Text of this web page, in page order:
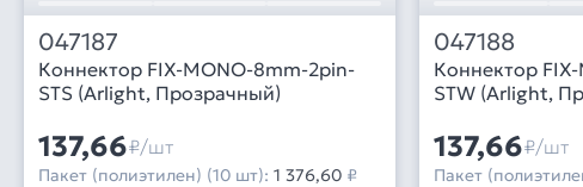
047187
Коннектор FIX-MONO-8mm-2pin-
STS (Arlight, Прозрачный)
137,66₽/шт
Пакет (полиэтилен) (10 шт): 1 376,60 ₽
047188
Коннектор
STW (Arlight,
137,66₽/шт
Пакет